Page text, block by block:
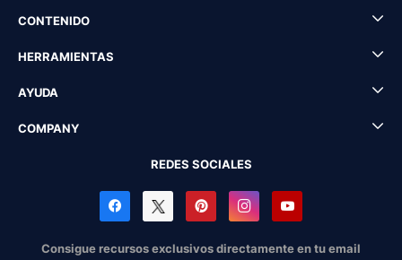
CONTENIDO
HERRAMIENTAS
AYUDA
COMPANY
REDES SOCIALES
Consigue recursos exclusivos directamente en tu email